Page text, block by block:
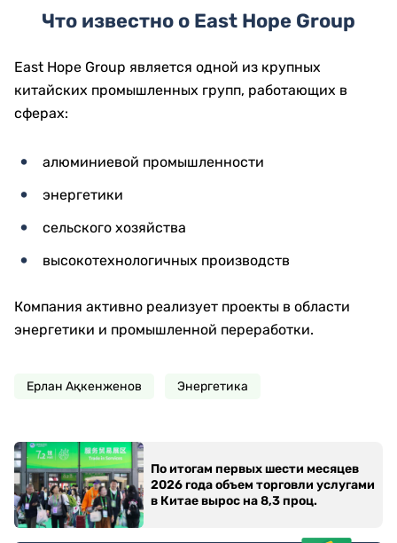
Что известно о East Hope Group
East Hope Group является одной из крупных
китайских промышленных групп, работающих в
сферах:
алюминиевой промышленности
энергетики
сельского хозяйства
высокотехнологичных производств
Компания активно реализует проекты в области
энергетики и промышленной переработки.
Ерлан Ақкенженов Энергетика
По итогам первых шести месяцев
2026 года объем торговли услугами
в Китае вырос на 8,3 проц.